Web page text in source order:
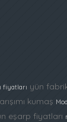
fiyatları yün
kumaş
eşarp fiyatları